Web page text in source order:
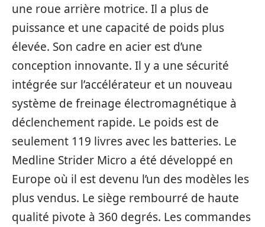
une roue arrière motrice. Il a plus de
puissance et une capacité de poids plus
élevée. Son cadre en acier est d’une
conception innovante. Il y a une sécurité
intégrée sur l’accélérateur et un nouveau
système de freinage électromagnétique à
déclenchement rapide. Le poids est de
seulement 119 livres avec les batteries. Le
Medline Strider Micro a été développé en
Europe où il est devenu l’un des modèles les
plus vendus. Le siège rembourré de haute
qualité pivote à 360 degrés. Les commandes